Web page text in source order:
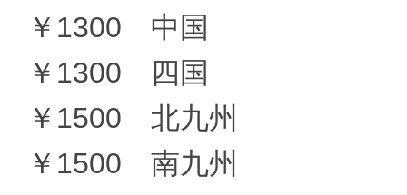
￥1300 中国
￥1300 四国
￥1500 北九州
￥1500 南九州